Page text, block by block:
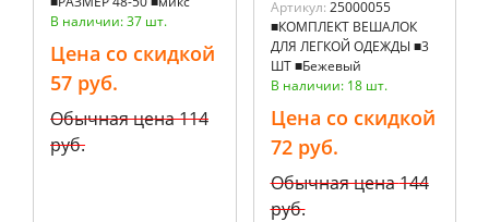
В наличии: 37 шт.
Цена со скидкой
57 руб.
Обычная цена114
руб.
Артикул: 25000055
■КОМПЛЕКТ ВЕШАЛОК
ДЛЯ ЛЕГКОЙ ОДЕЖДЫ ■3
ШТ ■Бежевый
В наличии: 18 шт.
Цена со скидкой
72 руб.
Обычная цена144
руб.